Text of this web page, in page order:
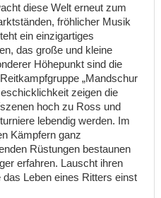
diese Welt erneut zum
fröhlicher Musik
ein einzigartiges
das große und kleine
Höhepunkt sind die
„Mandschur
zeigen die
hoch zu Ross und
lebendig werden. Im
Kämpfern ganz
Rüstungen bestaunen
erfahren. Lauscht ihren
Leben eines Ritters einst